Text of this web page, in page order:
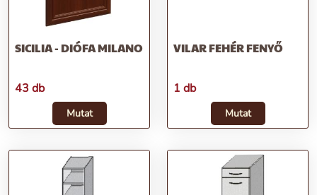
SICILIA - DIÓFA MILANO
43 db
Mutat
VILAR FEHÉR FENYŐ
1 db
Mutat